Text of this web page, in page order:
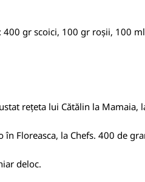
400 gr scoici, 100 gr roșii, 100
rețeta lui Cătălin la Mamaia,
în Floreasca, la Chefs. 400 de
deloc.